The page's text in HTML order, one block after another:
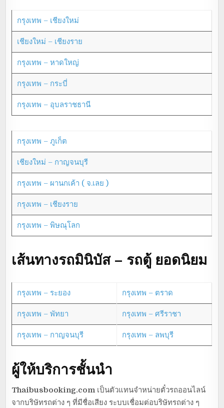
กรุงเทพ – เชียงใหม่
เชียงใหม่ – เชียงราย
กรุงเทพ – หาดใหญ่
กรุงเทพ – กระบี่
กรุงเทพ – อุบลราชธานี
กรุงเทพ – ภูเก็ต
เชียงใหม่ – กาญจนบุรี
กรุงเทพ – ผานกเค้า ( จ.เลย )
กรุงเทพ – เชียงราย
กรุงเทพ – พิษณุโลก
เส้นทางรถมินิบัส – รถตู้ ยอดนิยม
กรุงเทพ – ระยอง กรุงเทพ – ตราด
กรุงเทพ – พัทยา กรุงเทพ – ศรีราชา
กรุงเทพ – กาญจนบุรี กรุงเทพ – ลพบุรี
ผู้ให้บริการชั้นนำ
Thaibusbooking.com เป็นตัวแทนจำหน่ายตั๋วรถออนไลน์
จากบริษัทรถต่าง ๆ ที่มีชื่อเสียง ระบบเชื่อมต่อบริษัทรถต่าง ๆ